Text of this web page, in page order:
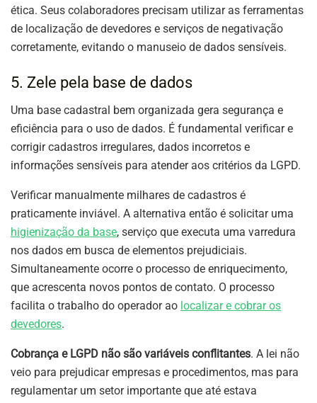
ética. Seus colaboradores precisam utilizar as ferramentas
de localização de devedores e serviços de negativação
corretamente, evitando o manuseio de dados sensíveis.
5. Zele pela base de dados
Uma base cadastral bem organizada gera segurança e
eficiência para o uso de dados. É fundamental verificar e
corrigir cadastros irregulares, dados incorretos e
informações sensíveis para atender aos critérios da LGPD.
Verificar manualmente milhares de cadastros é
praticamente inviável. A alternativa então é solicitar uma
higienização da base, serviço que executa uma varredura
nos dados em busca de elementos prejudiciais.
Simultaneamente ocorre o processo de enriquecimento,
que acrescenta novos pontos de contato. O processo
facilita o trabalho do operador ao localizar e cobrar os
devedores.
Cobrança e LGPD não são variáveis conflitantes. A lei não
veio para prejudicar empresas e procedimentos, mas para
regulamentar um setor importante que até estava